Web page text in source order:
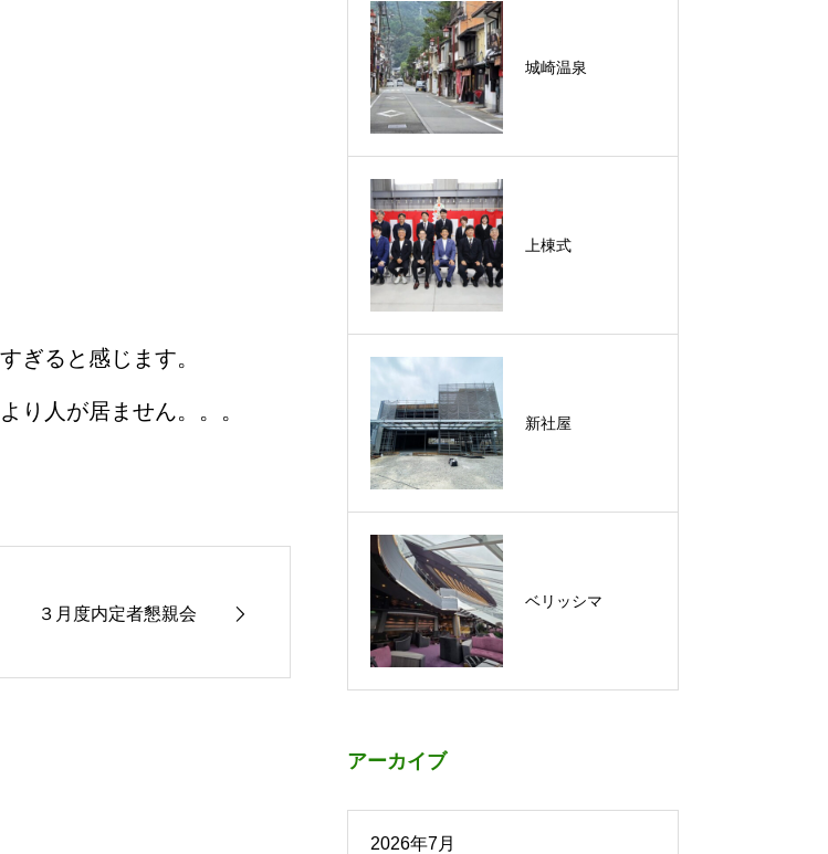
ぎると感じます。
り人が居ません。。。
３月度内定者懇親会
城崎温泉
上棟式
新社屋
ベリッシマ
アーカイブ
2026年7月